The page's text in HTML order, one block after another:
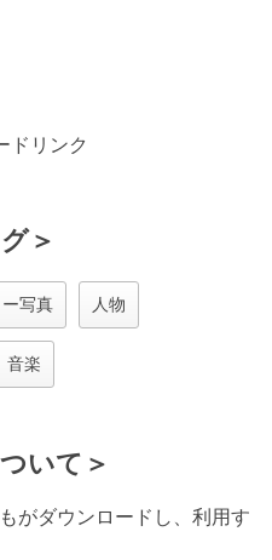
ドリンク
＞
写真 人物
音楽
いて＞
がダウンロードし、利用す